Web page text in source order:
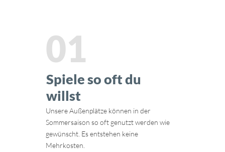
01
Spiele so oft du
willst
Unsere Außenplätze können in der
Sommersaison so oft genutzt werden wie
gewünscht. Es entstehen keine
Mehrkosten.